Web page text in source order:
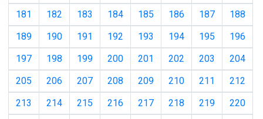
181
182 183 184 185 186 187
188
189
190 191 192 193 194 195
196
197
198 199 200 201 202 203
204
205
206 207 208 209 210 211
212
213
214 215 216 217 218 219
220